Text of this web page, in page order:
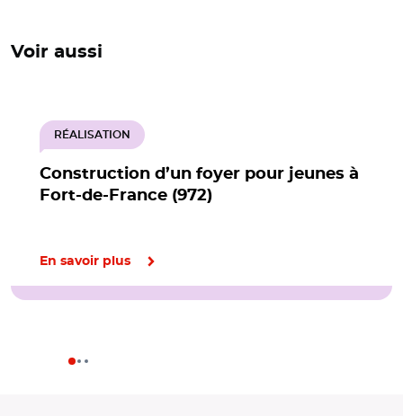
Voir aussi
Construction d’un foyer pour jeunes à
Fort-de-France (972)
RÉALISATION
En savoir plus